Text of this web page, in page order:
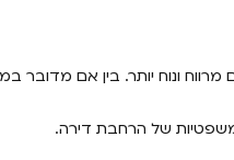
ונוח יותר. בין אם מדובר
של הרחבת דירה.